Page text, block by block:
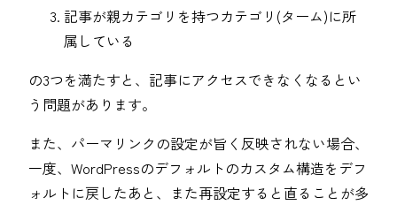
記事が親カテゴリを持つカテゴリ(ターム)に所
属している
の3つを満たすと、記事にアクセスできなくなるとい
う問題があります。
また、パーマリンクの設定が旨く反映されない場合、
一度、WordPressのデフォルトのカスタム構造をデフ
ォルトに戻したあと、また再設定すると直ることが多